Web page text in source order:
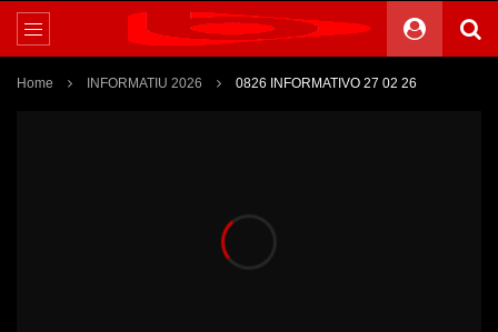
Home INFORMATIU 2026 0826 INFORMATIVO 27 02 26